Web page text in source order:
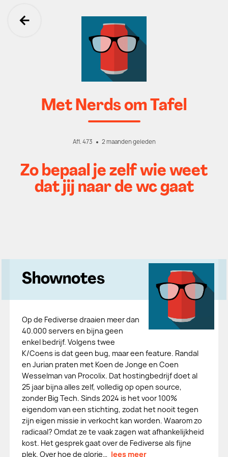
Ga terug
Met Nerds om Tafel
Afl. 473 2 maanden geleden
Zo bepaal je zelf wie weet
dat jij naar de wc gaat
Shownotes
Op de Fediverse draaien meer dan
40.000 servers en bijna geen
enkel bedrijf. Volgens twee
K/Coens is dat geen bug, maar een feature. Randal
en Jurian praten met Koen de Jonge en Coen
Wesselman van Procolix. Dat hostingbedrijf doet al
25 jaar bijna alles zelf, volledig op open source,
zonder Big Tech. Sinds 2024 is het voor 100%
eigendom van een stichting, zodat het nooit tegen
zijn eigen missie in verkocht kan worden. Waarom zo
radicaal? Omdat ze te vaak zagen wat afhankelijkheid
kost. Het gesprek gaat over de Fediverse als fijne
plek. Over hoe de glorie… lees meer